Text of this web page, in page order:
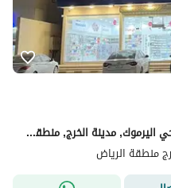
عمارة للبيع في شارع محمد بن مهيزع, حي اليرموك, مدينة الخرج, منطقة الرياض
منطقة الرياض